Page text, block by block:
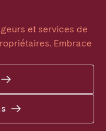
et services de
Embrace